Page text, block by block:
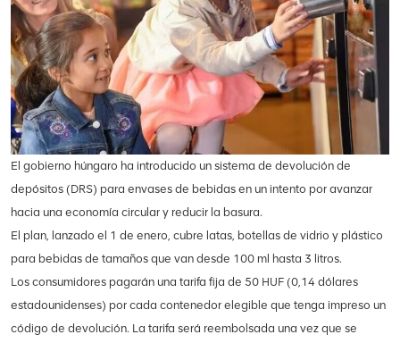
El gobierno húngaro ha introducido un sistema de devolución de
depósitos (DRS) para envases de bebidas en un intento por avanzar
hacia una economía circular y reducir la basura.
El plan, lanzado el 1 de enero, cubre latas, botellas de vidrio y plástico
para bebidas de tamaños que van desde 100 ml hasta 3 litros.
Los consumidores pagarán una tarifa fija de 50 HUF (0,14 dólares
estadounidenses) por cada contenedor elegible que tenga impreso un
código de devolución. La tarifa será reembolsada una vez que se